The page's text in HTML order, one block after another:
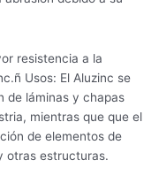
resistencia a la
Usos: El Aluzinc se
de láminas y chapas
mientras que que el
de elementos de
otras estructuras.